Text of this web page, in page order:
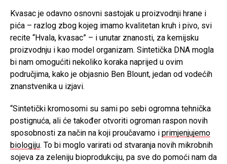
Kvasac je odavno osnovni sastojak u proizvodnji hrane i
pića – razlog zbog kojeg imamo kvalitetan kruh i pivo, svi
recite “Hvala, kvasac” – i unutar znanosti, za kemijsku
proizvodnju i kao model organizam. Sintetička DNA mogla
bi nam omogućiti nekoliko koraka naprijed u ovim
područjima, kako je objasnio Ben Blount, jedan od vodećih
znanstvenika u izjavi.
“Sintetički kromosomi su sami po sebi ogromna tehnička
postignuća, ali će također otvoriti ogroman raspon novih
sposobnosti za način na koji proučavamo i primjenjujemo
biologiju. To bi moglo varirati od stvaranja novih mikrobnih
sojeva za zeleniju bioprodukciju, pa sve do pomoći nam da